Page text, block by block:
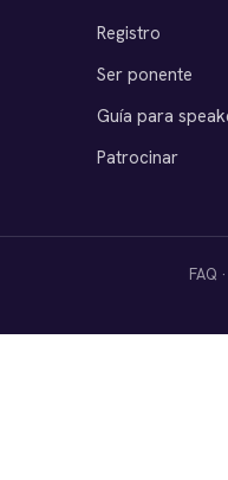
Registro
Ser ponente
Guía para
Patrocinar
FAQ ·